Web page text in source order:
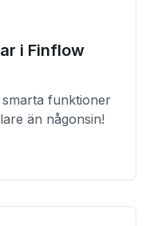
i Finflow
funktioner
än någonsin!